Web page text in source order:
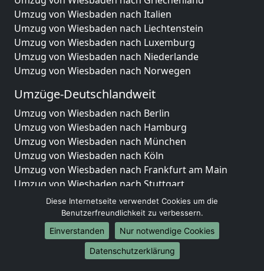
Umzug von Wiesbaden nach Italien
Umzug von Wiesbaden nach Liechtenstein
Umzug von Wiesbaden nach Luxemburg
Umzug von Wiesbaden nach Niederlande
Umzug von Wiesbaden nach Norwegen
Umzüge-Deutschlandweit
Umzug von Wiesbaden nach Berlin
Umzug von Wiesbaden nach Hamburg
Umzug von Wiesbaden nach München
Umzug von Wiesbaden nach Köln
Umzug von Wiesbaden nach Frankfurt am Main
Umzug von Wiesbaden nach Stuttgart
Umzug von Wiesbaden nach Düsseldorf
Umzug von Wiesbaden nach Leipzig
Umzug von Wiesbaden nach Dortmund
Umzug von Wiesbaden nach Essen
Umzug von Wiesbaden nach Bremen
Diese Internetseite verwendet Cookies um die
Benutzerfreundlichkeit zu verbessern.
Einverstanden
Nur notwendige Cookies
Datenschutzerklärung